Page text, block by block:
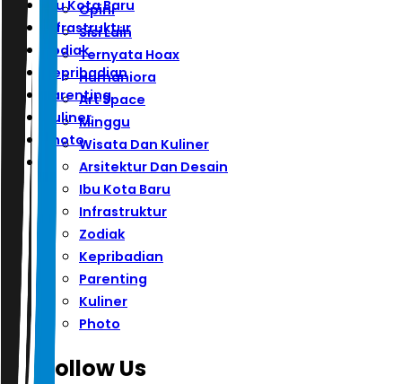
Ibu Kota Baru
Infrastruktur
Zodiak
Kepribadian
Parenting
Kuliner
Photo
Opini
Sisi Lain
Ternyata Hoax
Humaniora
Art Space
Minggu
Wisata Dan Kuliner
Arsitektur Dan Desain
Ibu Kota Baru
Infrastruktur
Zodiak
Kepribadian
Parenting
Kuliner
Photo
Follow Us